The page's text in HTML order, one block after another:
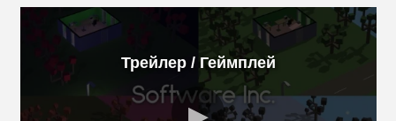
Трейлер / Геймплей